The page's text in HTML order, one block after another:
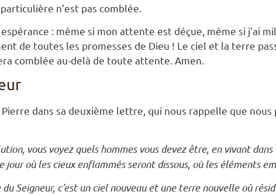
n’est pas comblée.
: même si mon attente est déçue, même si j’ai
de toutes les promesses de Dieu ! Le ciel et la terre
comblée au-delà de toute attente. Amen.
dans sa deuxième lettre, qui nous rappelle que
vous voyez quels hommes vous devez être, en vivant
jour où les cieux enflammés seront dissous, où les éléments
Seigneur, c’est un ciel nouveau et une terre nouvelle où